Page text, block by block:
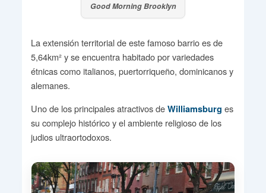
Good Morning Brooklyn
La extensión territorial de este famoso barrio es de
5,64km² y se encuentra habitado por variedades
étnicas como italianos, puertorriqueño, dominicanos y
alemanes.
Uno de los principales atractivos de Williamsburg es
su complejo histórico y el ambiente religioso de los
judios ultraortodoxos.